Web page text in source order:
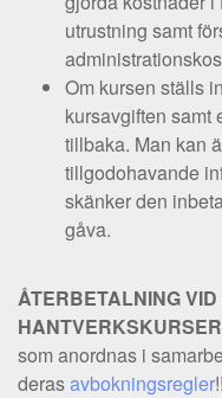
utrustning samt
Om kursen ställs
kursavgiften samt
tillbaka. Man kan
tillgodohavande
skänker den
gåva.
ÅTERBETALNING
som anordnas i
derasavbokningsregler